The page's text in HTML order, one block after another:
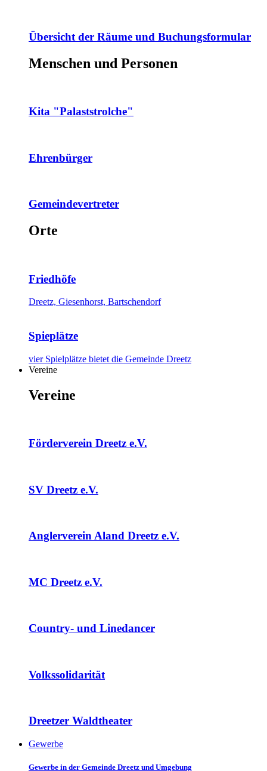
Übersicht der Räume und Buchungsformular
Menschen und Personen
Kita "Palaststrolche"
Ehrenbürger
Gemeindevertreter
Orte
Friedhöfe
Dreetz, Giesenhorst, Bartschendorf
Spieplätze
vier Spielplätze bietet die Gemeinde Dreetz
Vereine
Vereine
Förderverein Dreetz e.V.
SV Dreetz e.V.
Anglerverein Aland Dreetz e.V.
MC Dreetz e.V.
Country- und Linedancer
Volkssolidarität
Dreetzer Waldtheater
Gewerbe
Gewerbe in der Gemeinde Dreetz und Umgebung